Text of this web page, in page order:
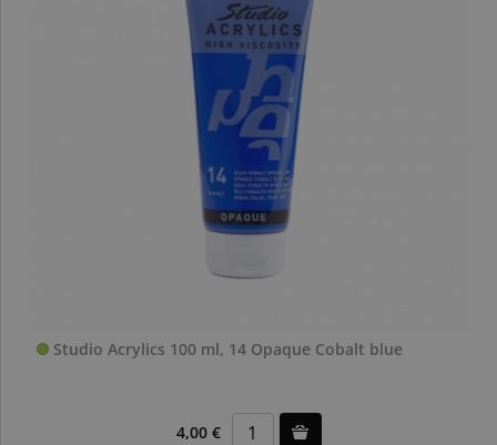
Studio Acrylics 100 ml, 14 Opaque Cobalt blue
4,00 €